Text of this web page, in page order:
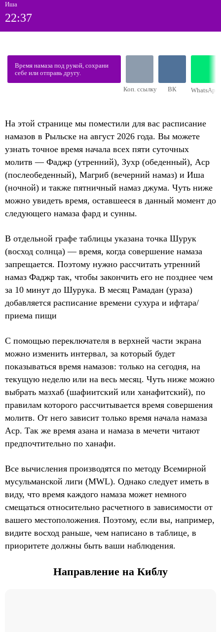
Иша
22:37
Время намаза под рукой, сохрани
себе или отправь другу.
Коп. ссылку ВК WhatsApp
На этой странице мы поместили для вас расписание
намазов в Рыльске на август 2026 года. Вы можете
узнать точное время начала всех пяти суточных
молитв — Фаджр (утренний), Зухр (обеденный), Аср
(послеобеденный), Магриб (вечерний намаз) и Иша
(ночной) и также пятничный намаз джума. Чуть ниже
можно увидеть время, оставшееся в данный момент до
следующего намаза фард и сунны.
В отдельной графе таблицы указана точка Шурук
(восход солнца) — время, когда совершение намаза
запрещается. Поэтому нужно рассчитать утренний
намаз Фаджр так, чтобы закончить его не позднее чем
за 10 минут до Шурука. В месяц Рамадан (ураза)
добавляется расписание времени сухура и ифтара/
приема пищи
С помощью переключателя в верхней части экрана
можно изменить интервал, за который будет
показываться время намазов: только на сегодня, на
текущую неделю или на весь месяц. Чуть ниже можно
выбрать мазхаб (шафиитский или ханафитский), по
правилам которого рассчитывается время совершения
молитв. От него зависит только время начала намаза
Аср. Так же время азана и намаза в мечети читают
предпочтительно по ханафи.
Все вычисления производятся по методу Всемирной
мусульманской лиги (MWL). Однако следует иметь в
виду, что время каждого намаза может немного
смещаться относительно расчетного в зависимости от
вашего местоположения. Поэтому, если вы, например,
видите восход раньше, чем написано в таблице, в
приоритете должны быть ваши наблюдения.
Направление на Киблу